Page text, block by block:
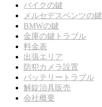
バイクの鍵
メルセデスベンツの鍵
BMWの鍵
金庫の鍵トラブル
料金表
出張エリア
防犯カメラ設置
バッテリートラブル
解錠治具販売
会社概要